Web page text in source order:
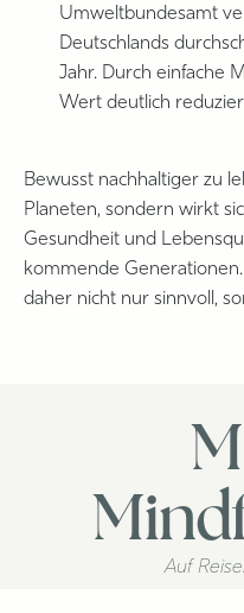
Umweltbundesamt
Deutschlands
Jahr. Durch einfache
Wert deutlich
Bewusst nachhaltiger zu
Planeten, sondern wirkt
Gesundheit und
kommende
daher nicht nur sinnvoll,
Auf